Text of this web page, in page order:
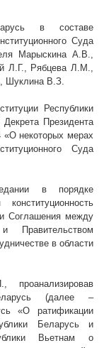
в составе
Суда
Марыскина А.В.,
Л.Г., Рябцева Л.М.,
Шуклина В.З.
Республики
Президента
некоторых мерах
Суда
в порядке
Соглашения между
Правительством
в области
проанализировав
(далее –
«О ратификации
Беларусь и
Вьетнам о